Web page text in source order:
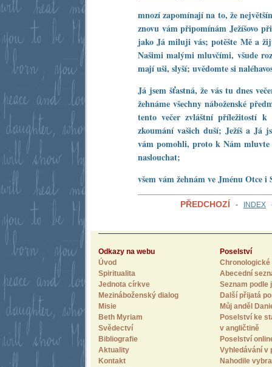
mnozí zapomínají na to, že
znovu vám připomínám Ježíšovo
jako Já miluji vás; potěšte Mě a
Našimi malými mluvčími, všude
mají uši, slyší; uvědomte si
Já jsem šťastná, že vás tu dnes
žehnáme všechny náboženské
tento večer zvláštní příležitostí
zkoumání vašich duší; Ježíš a Já
vám pomohli, proto k Nám mluvte
naslouchat;
všem vám žehnám ve Jménu Otce
PŘEDCHOZÍ - INDEX
Odkazy na webu
Úvod
Spiritualita
Jednota církve
Mezináboženský dialog
Misie
Beth Myriam
Svědectví
Bibliografie
Aktuality
Kontakt
Poselství
Chronologické
Abecední
Seznam
Další přijatá
Můj anděl
Poselství ke
v angličtině
Poselství
Vyhledávání v
Nahodile